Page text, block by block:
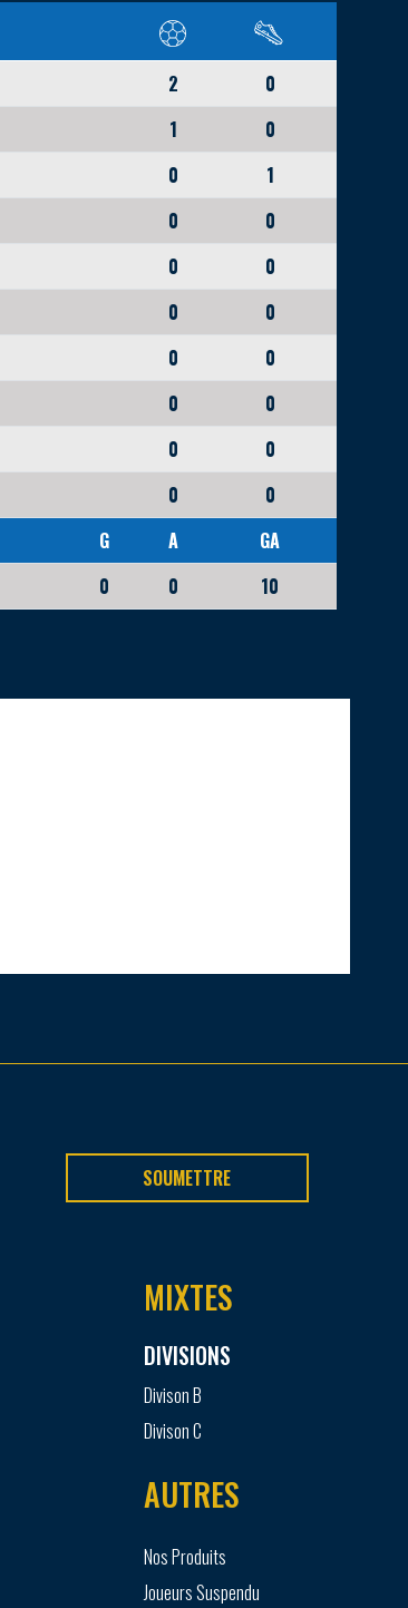
2
0
1
0
0
1
0
0
0
0
0
0
0
0
0
0
0
0
0
0
G A
GA
0 0 10
SOUMETTRE
MIXTES
DIVISIONS
Divison B
Divison C
AUTRES
Nos Produits
Joueurs Suspendu